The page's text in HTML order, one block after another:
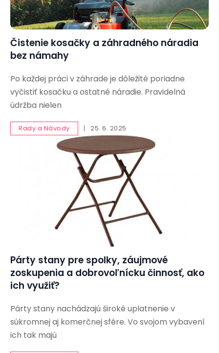
Čistenie kosačky a záhradného náradia
bez námahy
Po každej práci v záhrade je dôležité poriadne
vyčistiť kosačku a ostatné náradie. Pravidelná
údržba nielen
Rady a Návody 25. 6. 2025
Párty stany pre spolky, záujmové
zoskupenia a dobrovoľnícku činnosť, ako
ich využiť?
Párty stany nachádzajú široké uplatnenie v
súkromnej aj komerčnej sfére. Vo svojom vybavení
ich tak majú